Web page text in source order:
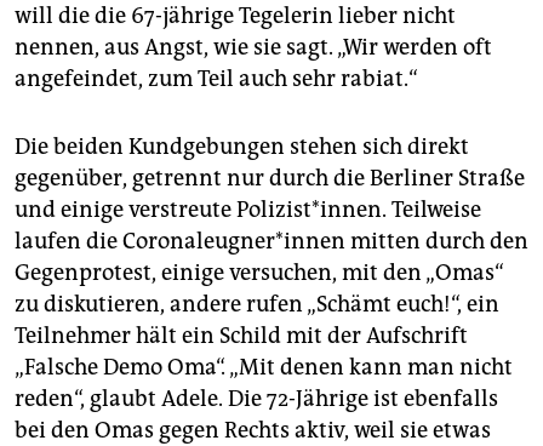
will die die 67-jährige Tegelerin lieber nicht
nennen, aus Angst, wie sie sagt. „Wir werden oft
angefeindet, zum Teil auch sehr rabiat.“
Die beiden Kundgebungen stehen sich direkt
gegenüber, getrennt nur durch die Berliner Straße
und einige verstreute Polizist*innen. Teilweise
laufen die Co­ro­nal­eug­ne­r*in­nen mitten durch den
Gegenprotest, einige versuchen, mit den „Omas“
zu diskutieren, andere rufen „Schämt euch!“, ein
Teilnehmer hält ein Schild mit der Aufschrift
„Falsche Demo Oma“. „Mit denen kann man nicht
reden“, glaubt Adele. Die 72-Jährige ist ebenfalls
bei den Omas gegen Rechts aktiv, weil sie etwas